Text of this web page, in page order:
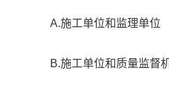
A.施工单位和监理单位
B.施工单位和质量监督